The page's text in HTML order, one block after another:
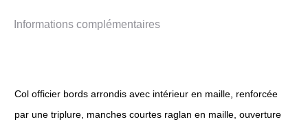
Informations complémentaires
Col officier bords arrondis avec intérieur en maille, renforcée
par une triplure, manches courtes raglan en maille, ouverture